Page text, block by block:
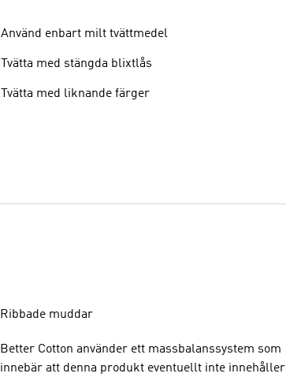
Använd enbart milt tvättmedel
Tvätta med stängda blixtlås
Tvätta med liknande färger
Ribbade muddar
Better Cotton använder ett massbalanssystem som
innebär att denna produkt eventuellt inte innehåller